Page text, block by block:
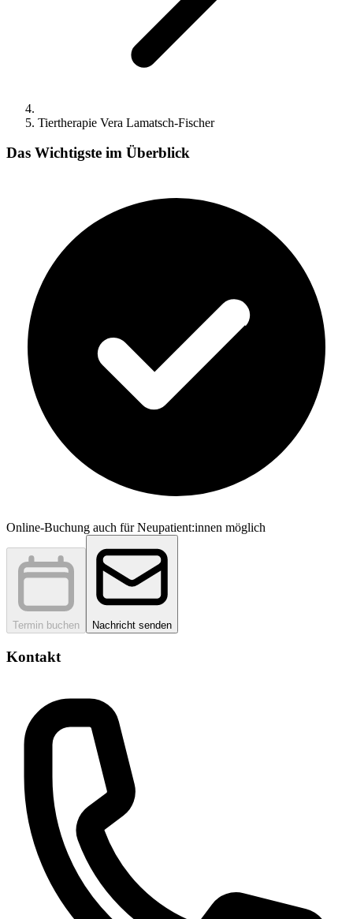
Tiertherapie Vera Lamatsch-Fischer
Das Wichtigste im Überblick
Online-Buchung auch für Neupatient:innen möglich
Termin buchen Nachricht senden
Kontakt